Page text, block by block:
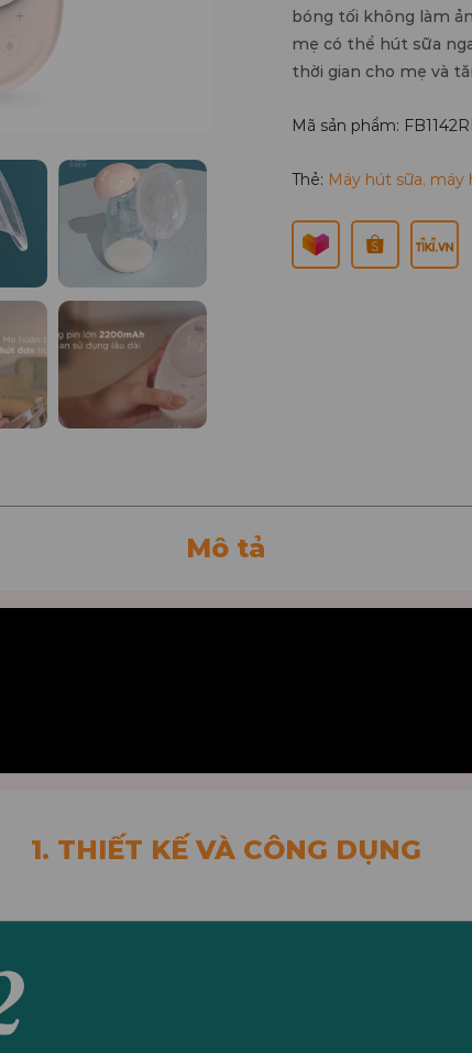
bóng tối không làm
mẹ có thể hút sữa
thời gian cho mẹ và
Mã sản phẩm:
Thẻ: Máy hút sữa, máy
Mô tả
1. THIẾT KẾ VÀ CÔNG DỤNG